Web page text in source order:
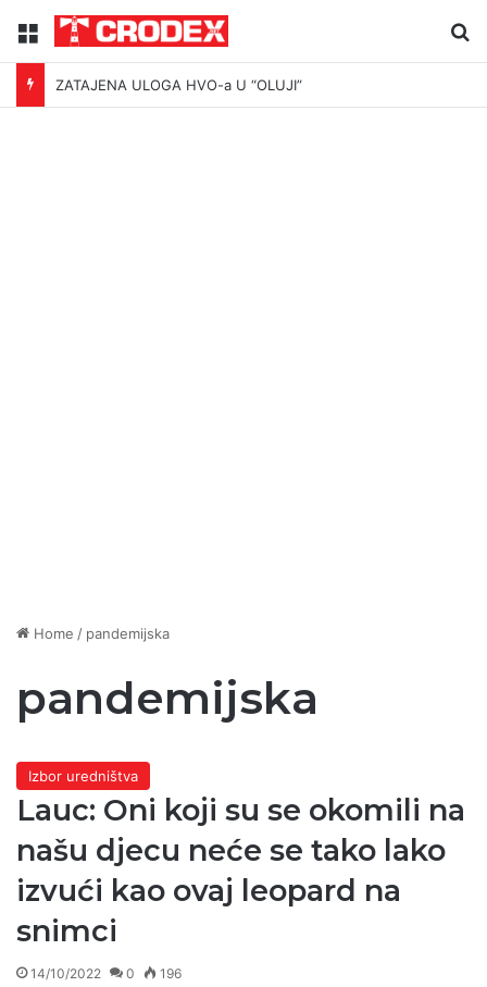
Menu
ZATAJENA ULOGA HVO-a U “OLUJI”
Home / pandemijska
pandemijska
Izbor uredništva
Lauc: Oni koji su se okomili na
našu djecu neće se tako lako
izvući kao ovaj leopard na
snimci
14/10/2022 0 196